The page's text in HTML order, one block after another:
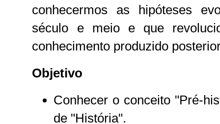
conhecermos as hipóteses
século e meio e que
conhecimento produzido
Objetivo
Conhecer o conceito "Pré-
de "História".